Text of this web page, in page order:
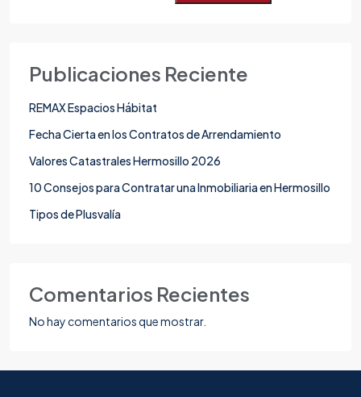
Publicaciones Reciente
REMAX Espacios Hábitat
Fecha Cierta en los Contratos de Arrendamiento
Valores Catastrales Hermosillo 2026
10 Consejos para Contratar una Inmobiliaria en Hermosillo
Tipos de Plusvalía
Comentarios Recientes
No hay comentarios que mostrar.